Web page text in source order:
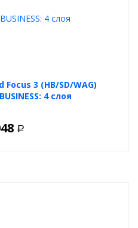
3 (HB/SD/WAG)
4 слоя
Р